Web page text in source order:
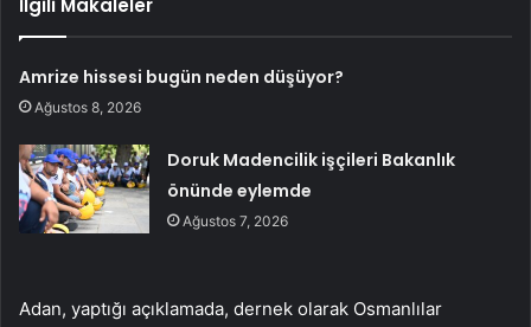
İlgili Makaleler
Amrize hissesi bugün neden düşüyor?
Ağustos 8, 2026
Doruk Madencilik işçileri Bakanlık
önünde eylemde
Ağustos 7, 2026
Adan, yaptığı açıklamada, dernek olarak Osmanlılar